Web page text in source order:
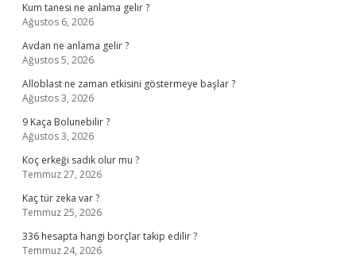
Kum tanesi ne anlama gelir ?
Ağustos 6, 2026
Avdan ne anlama gelir ?
Ağustos 5, 2026
Alloblast ne zaman etkisini göstermeye başlar ?
Ağustos 3, 2026
9 Kaça Bolunebilir ?
Ağustos 3, 2026
Koç erkeği sadık olur mu ?
Temmuz 27, 2026
Kaç tür zeka var ?
Temmuz 25, 2026
336 hesapta hangi borçlar takip edilir ?
Temmuz 24, 2026